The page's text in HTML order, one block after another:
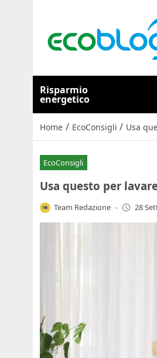
Risparmio
energetico
Home / EcoConsigli / Usa
EcoConsigli
Usa questo per
Team Redazione - 28